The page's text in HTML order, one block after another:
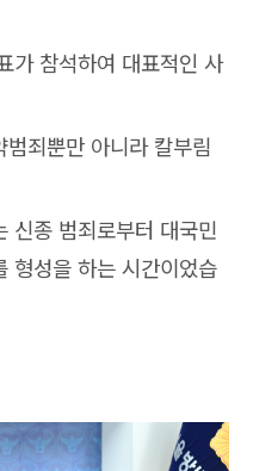
가 참석하여 대표적인 사
죄뿐만 아니라 칼부림
신종 범죄로부터 대국민
형성을 하는 시간이었습